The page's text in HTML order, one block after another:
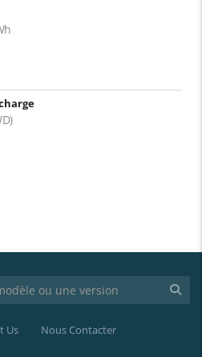
Us Nous Contacter